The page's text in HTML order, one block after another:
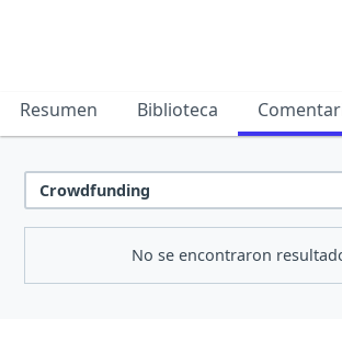
Resumen Biblioteca
No se encontraron